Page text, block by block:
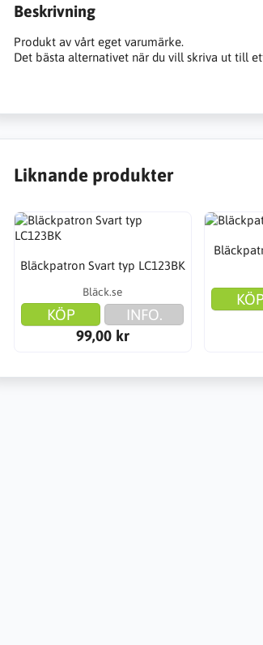
Beskrivning
Produkt av vårt eget varumärke.
Det bästa alternativet när du vill skriva ut till
Liknande produkter
Bläckpatron Svart typ LC123BK
Bläck.se
KÖP
INFO.
99,00 kr
KÖP